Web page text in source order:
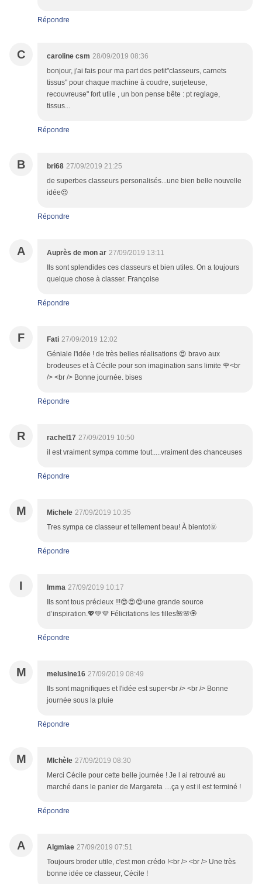
Répondre
C caroline csm 28/09/2019 08:36
bonjour, j'ai fais pour ma part des petit"classeurs, carnets
tissus" pour chaque machine à coudre, surjeteuse,
recouvreuse" fort utile , un bon pense bête : pt reglage,
tissus...
Répondre
B bri68 27/09/2019 21:25
de superbes classeurs personalisés...une bien belle nouvelle
idée😍
Répondre
A Auprès de mon ar 27/09/2019 13:11
Ils sont splendides ces classeurs et bien utiles. On a toujours
quelque chose à classer. Françoise
Répondre
F Fati 27/09/2019 12:02
Géniale l'idée ! de très belles réalisations 😍 bravo aux
brodeuses et à Cécile pour son imagination sans limite 🌹<br
/> <br /> Bonne journée. bises
Répondre
R rachel17 27/09/2019 10:50
il est vraiment sympa comme tout.....vraiment des chanceuses
Répondre
M Michele 27/09/2019 10:35
Tres sympa ce classeur et tellement beau! À bientot🌞
Répondre
I Imma 27/09/2019 10:17
Ils sont tous précieux !!!😍😍😍une grande source
d’inspiration.💖💚💜 Félicitations les filles🌺🌸🏵️
Répondre
M melusine16 27/09/2019 08:49
Ils sont magnifiques et l'idée est super<br /> <br /> Bonne
journée sous la pluie
Répondre
M MIchèle 27/09/2019 08:30
Merci Cécile pour cette belle journée ! Je l ai retrouvé au
marché dans le panier de Margareta ....ça y est il est terminé !
Répondre
A Algmiae 27/09/2019 07:51
Toujours broder utile, c'est mon crédo !<br /> <br /> Une très
bonne idée ce classeur, Cécile !